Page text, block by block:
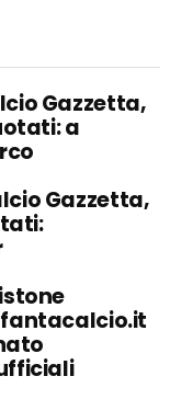
Gazzetta,
a
Gazzetta,